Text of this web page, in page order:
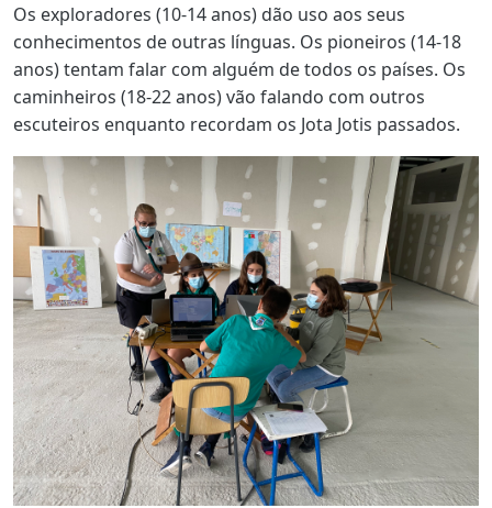
Os exploradores (10-14 anos) dão uso aos seus
conhecimentos de outras línguas. Os pioneiros (14-18
anos) tentam falar com alguém de todos os países. Os
caminheiros (18-22 anos) vão falando com outros
escuteiros enquanto recordam os Jota Jotis passados.